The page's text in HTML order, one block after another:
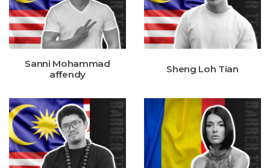
Sanni Mohammad
affendy
Sheng Loh Tian